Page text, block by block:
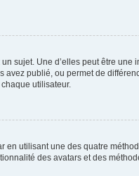
sujet. Une d’elles peut être
publié, ou permet de
utilisateur.
utilisant une des quatre
des avatars et des